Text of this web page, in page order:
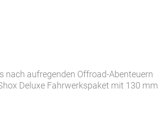
nach aufregenden Offroad-Abenteuern
Deluxe Fahrwerkspaket mit 130 mm